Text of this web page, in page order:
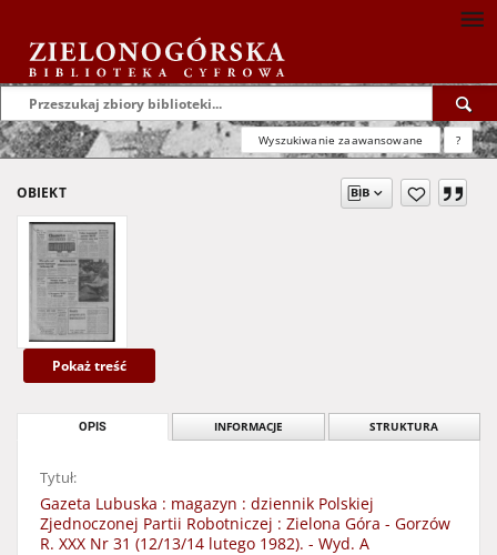
Wyszukiwanie zaawansowane ?
OBIEKT
Pokaż treść
OPIS INFORMACJE STRUKTURA
Tytuł:
Gazeta Lubuska : magazyn : dziennik Polskiej
Zjednoczonej Partii Robotniczej : Zielona Góra - Gorzów
R. XXX Nr 31 (12/13/14 lutego 1982). - Wyd. A